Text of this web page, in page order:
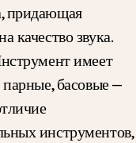
придающая
качество звука.
имеет
басовые —
инструментов,